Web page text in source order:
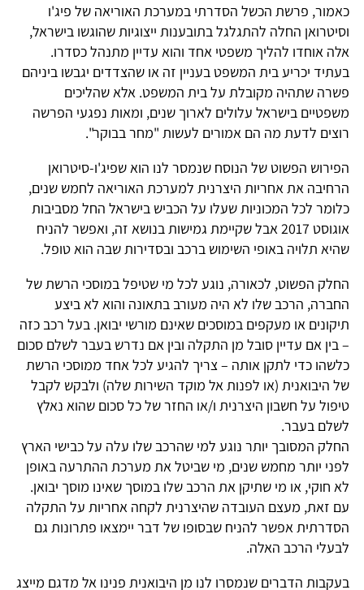
כאמור, פרשת הכשל הסדרתי במערכת האוריאה של פיג'ו
וסיטרואן החלה להתגלגל בתובענות ייצוגיות שהוגשו בישראל,
אלה אוחדו להליך משפטי אחד והוא עדיין מתנהל כסדרו.
בעתיד יכריע בית המשפט בעניין זה או שהצדדים יגבשו ביניהם
פשרה שתהיה מקובלת על בית המשפט. אלא שהליכים
משפטיים בישראל עלולים לארוך שנים, ומאות נפגעי הפרשה
רוצים לדעת מה הם אמורים לעשות "מחר בבוקר".
הפירוש הפשוט של הנוסח שנמסר לנו הוא שפיג'ו-סיטרואן
הרחיבה את אחריות היצרנית למערכת האוריאה לחמש שנים,
כלומר לכל המכוניות שעלו על הכביש בישראל החל מסביבות
אוגוסט 2017 אבל שקיימת גמישות בנושא זה, ואפשר להניח
שהיא תלויה באופי השימוש ברכב ובסדירות שבה הוא טופל.
החלק הפשוט, לכאורה, נוגע לכל מי שטיפל במוסכי הרשת של
החברה, הרכב שלו לא היה מעורב בתאונה והוא לא ביצע
תיקונים או מעקפים במוסכים שאינם מורשי יבואן. בעל רכב כזה
– בין אם עדיין סובל מן התקלה ובין אם נדרש בעבר לשלם סכום
כלשהו כדי לתקן אותה – צריך להגיע לכל אחד ממוסכי הרשת
של היבואנית (או לפנות אל מוקד השירות שלה) ולבקש לקבל
טיפול על חשבון היצרנית ו/או החזר של כל סכום שהוא נאלץ
לשלם בעבר.
החלק המסובך יותר נוגע למי שהרכב שלו עלה על כבישי הארץ
לפני יותר מחמש שנים, מי שביטל את מערכת ההתרעה באופן
לא חוקי, או מי שתיקן את הרכב שלו במוסך שאינו מוסך יבואן.
עם זאת, מעצם העובדה שהיצרנית לקחה אחריות על התקלה
הסדרתית אפשר להניח שבסופו של דבר יימצאו פתרונות גם
לבעלי הרכב האלה.
בעקבות הדברים שנמסרו לנו מן היבואנית פנינו אל מדגם מייצג